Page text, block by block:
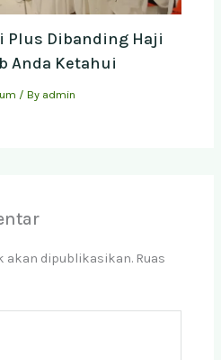
Plus Dibanding Haji
Anda Ketahui
/ By admin
akan dipublikasikan. Ruas